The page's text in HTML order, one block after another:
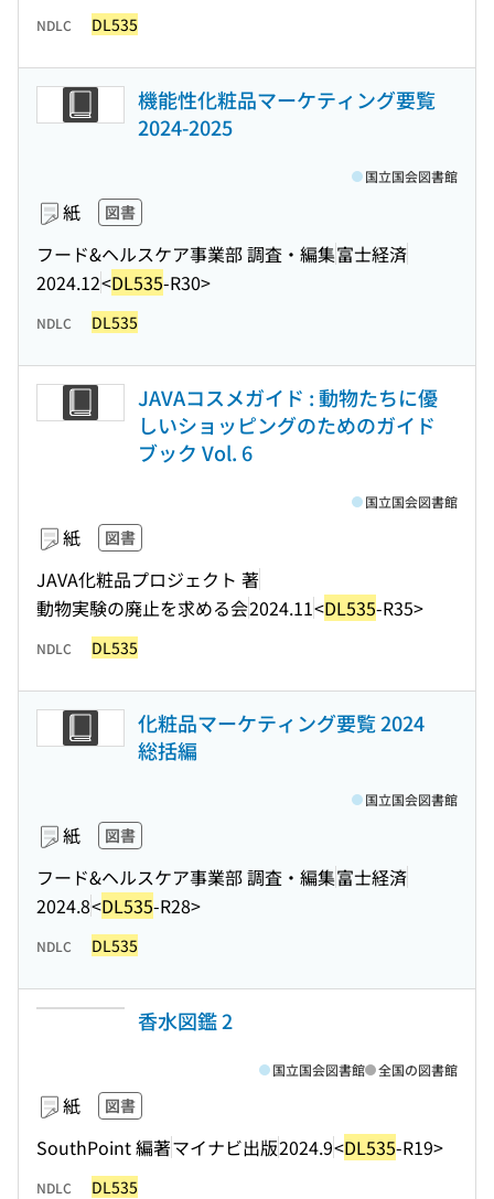
NDLC DL535
機能性化粧品マーケティング要覧
2024-2025
紙 図書
フード&ヘルスケア事業部 調査・編集富士経済
2024.12<DL535-R30>
国立国会図書館
NDLC DL535
JAVAコスメガイド : 動物たちに優
しいショッピングのためのガイド
ブック Vol. 6
紙 図書
JAVA化粧品プロジェクト 著
動物実験の廃止を求める会2024.11<DL535-R35>
国立国会図書館
NDLC DL535
化粧品マーケティング要覧 2024
総括編
紙 図書
フード&ヘルスケア事業部 調査・編集富士経済
2024.8<DL535-R28>
国立国会図書館
NDLC DL535
香水図鑑 2
紙 図書
SouthPoint 編著マイナビ出版2024.9<DL535-R19>
国立国会図書館 全国の図書館
NDLC DL535